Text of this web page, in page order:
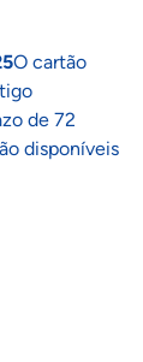
O cartão
de 72
disponíveis